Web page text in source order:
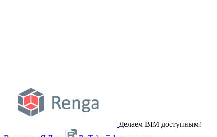
Делаем BIM доступным!